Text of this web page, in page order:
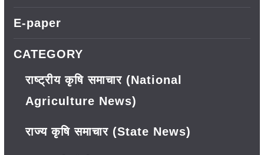
E-paper
CATEGORY
राष्ट्रीय कृषि समाचार (National
Agriculture News)
राज्य कृषि समाचार (State News)